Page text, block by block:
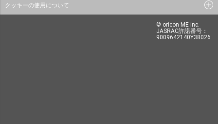
クッキーの使用について
© oricon ME inc.
JASRAC許諾番号：
9009642140Y38026